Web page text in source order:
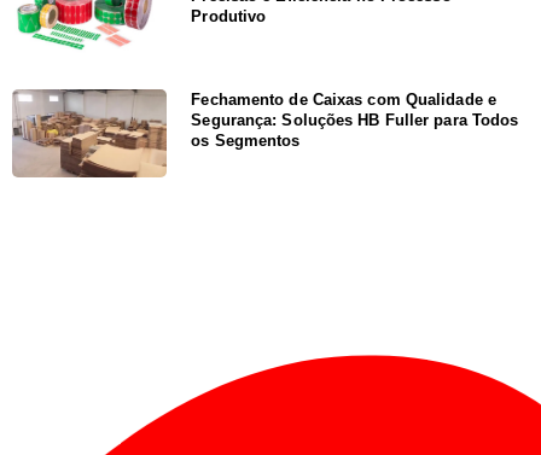
Produtivo
Fechamento de Caixas com Qualidade e
Segurança: Soluções HB Fuller para Todos
os Segmentos